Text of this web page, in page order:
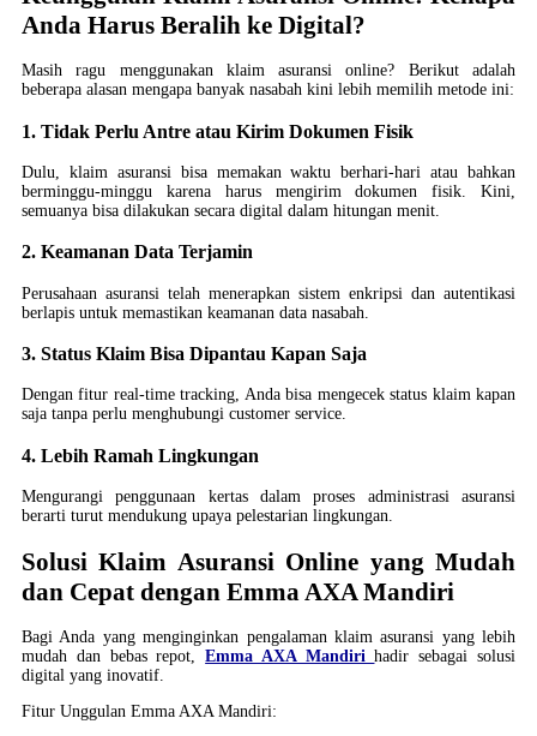
Anda Harus Beralih ke Digital?
Masih ragu menggunakan klaim asuransi online? Berikut adalah
beberapa alasan mengapa banyak nasabah kini lebih memilih metode ini:
1. Tidak Perlu Antre atau Kirim Dokumen Fisik
Dulu, klaim asuransi bisa memakan waktu berhari-hari atau bahkan
berminggu-minggu karena harus mengirim dokumen fisik. Kini,
semuanya bisa dilakukan secara digital dalam hitungan menit.
2. Keamanan Data Terjamin
Perusahaan asuransi telah menerapkan sistem enkripsi dan autentikasi
berlapis untuk memastikan keamanan data nasabah.
3. Status Klaim Bisa Dipantau Kapan Saja
Dengan fitur real-time tracking, Anda bisa mengecek status klaim kapan
saja tanpa perlu menghubungi customer service.
4. Lebih Ramah Lingkungan
Mengurangi penggunaan kertas dalam proses administrasi asuransi
berarti turut mendukung upaya pelestarian lingkungan.
Solusi Klaim Asuransi Online yang Mudah
dan Cepat dengan Emma AXA Mandiri
Bagi Anda yang menginginkan pengalaman klaim asuransi yang lebih
mudah dan bebas repot,Emma AXA Mandirihadir sebagai solusi
digital yang inovatif.
Fitur Unggulan Emma AXA Mandiri: